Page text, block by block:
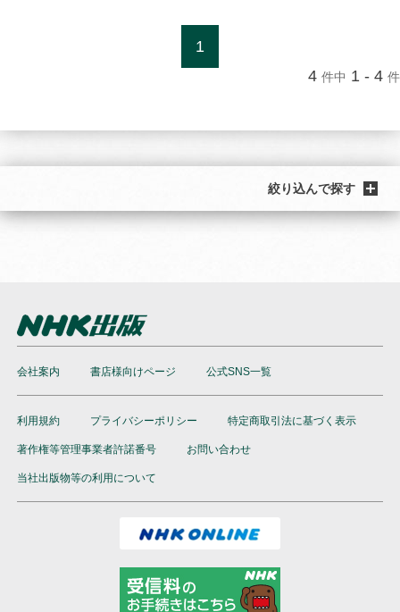
1
4 件中 1 - 4 件
絞り込んで探す
会社案内 書店様向けページ 公式SNS一覧
利用規約 プライバシーポリシー 特定商取引法に基づく表示
著作権等管理事業者許諾番号 お問い合わせ
当社出版物等の利用について